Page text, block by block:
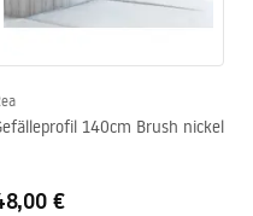
140cm Brush nickel
€